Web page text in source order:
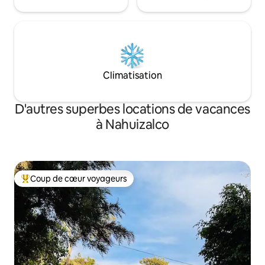
Climatisation
D'autres superbes locations de vacances
à Nahuizalco
Coup de cœur voyageurs parmi les plus aimés
Coup de cœur voyageurs